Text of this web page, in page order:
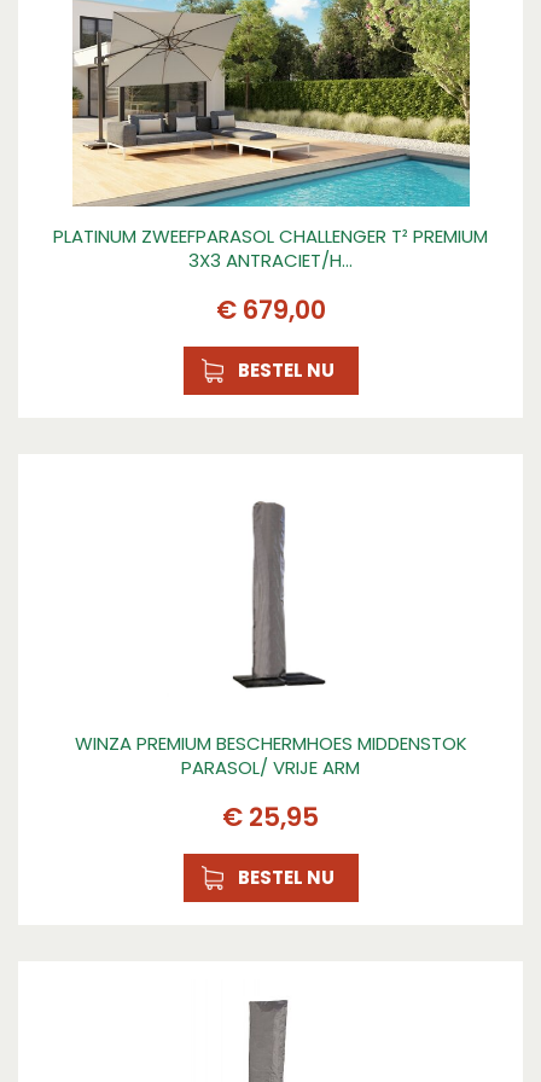
PLATINUM ZWEEFPARASOL CHALLENGER T² PREMIUM
3X3 ANTRACIET/H…
€ 679,00
BESTEL NU
WINZA PREMIUM BESCHERMHOES MIDDENSTOK
PARASOL/ VRIJE ARM
€ 25,95
BESTEL NU